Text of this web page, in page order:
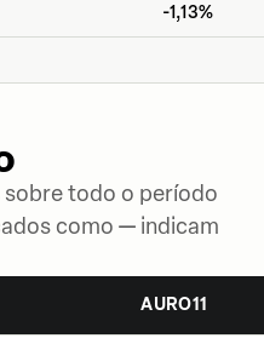
-1,13%
todo o período
como — indicam
AURO11